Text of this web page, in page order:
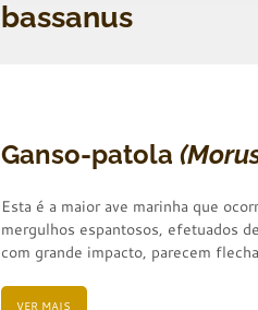
bassanus
Ganso-patola
Esta é a maior ave marinha que
mergulhos espantosos, efetuados
com grande impacto, parecem
VER MAIS